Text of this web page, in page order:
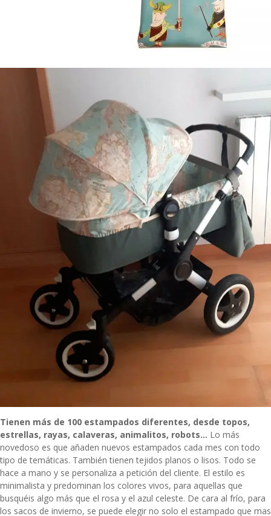
Tienen más de 100 estampados diferentes, desde topos,
estrellas, rayas, calaveras, animalitos, robots… Lo más
novedoso es que añaden nuevos estampados cada mes con todo
tipo de temáticas. También tienen tejidos planos o lisos. Todo se
hace a mano y se personaliza a petición del cliente. El estilo es
minimalista y predominan los colores vivos, para aquellas que
busquéis algo más que el rosa y el azul celeste. De cara al frío, para
los sacos de invierno, se puede elegir no solo el estampado que mas